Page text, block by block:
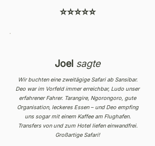
⭐⭐⭐⭐⭐
Joel sagte
Wir buchten eine zweitägige Safari ab Sansibar.
Deo war im Vorfeld immer erreichbar, Ludo unser
erfahrener Fahrer. Tarangire, Ngorongoro, gute
Organisation, leckeres Essen – und Deo empfing
uns sogar mit einem Kaffee am Flughafen.
Transfers von und zum Hotel liefen einwandfrei.
Großartige Safari!